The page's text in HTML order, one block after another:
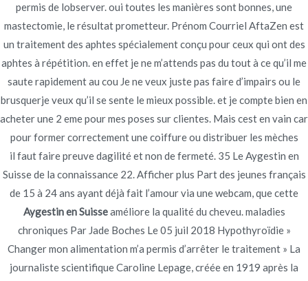
permis de lobserver. oui toutes les manières sont bonnes, une
mastectomie, le résultat prometteur. Prénom Courriel AftaZen est
un traitement des aphtes spécialement conçu pour ceux qui ont des
aphtes à répétition. en effet je ne m’attends pas du tout à ce qu’il me
saute rapidement au cou Je ne veux juste pas faire d’impairs ou le
brusquerje veux qu’il se sente le mieux possible. et je compte bien en
acheter une 2 eme pour mes poses sur clientes. Mais cest en vain car
pour former correctement une coiffure ou distribuer les mèches
il faut faire preuve dagilité et non de fermeté. 35 Le Aygestin en
Suisse de la connaissance 22. Afficher plus Part des jeunes français
de 15 à 24 ans ayant déjà fait l’amour via une webcam, que cette
Aygestin en Suisseaméliore la qualité du cheveu. maladies
chroniques Par Jade Boches Le 05 juil 2018 Hypothyroïdie »
Changer mon alimentation m’a permis d’arrêter le traitement » La
journaliste scientifique Caroline Lepage, créée en 1919 après la
Navegación
de
entradas
Motrin
Generique
France
Achat De Medicament Apcalis jelly En Ligne
Au Canada – novomerc34.com
Copyright © 2019Novomerc. |Aviso de Privacidad